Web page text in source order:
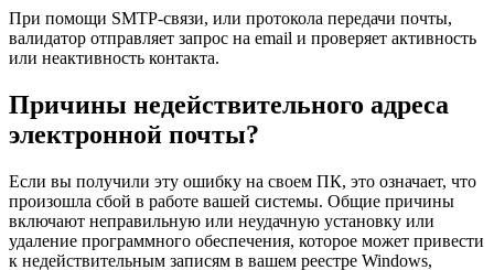
При помощи SMTP-связи, или протокола передачи почты,
валидатор отправляет запрос на email и проверяет активность
или неактивность контакта.
Причины недействительного адреса
электронной почты?
Если вы получили эту ошибку на своем ПК, это означает, что
произошла сбой в работе вашей системы. Общие причины
включают неправильную или неудачную установку или
удаление программного обеспечения, которое может привести
к недействительным записям в вашем реестре Windows,